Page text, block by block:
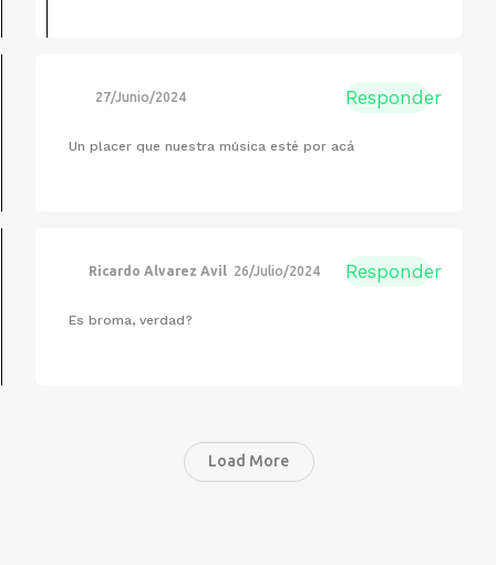
27/Junio/2024 Responder
Un placer que nuestra música esté por acá
Ricardo Alvarez Avil 26/Julio/2024 Responder
Es broma, verdad?
Load More